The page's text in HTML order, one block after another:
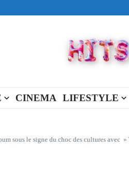
avec « Rearview Full Of You »
CINEMA LIFESTYLE
sous le signe du choc des cultures avec »